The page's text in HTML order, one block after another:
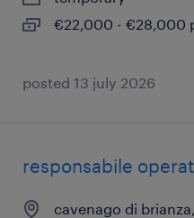
€22,000 - €28,000
posted 13 july 2026
responsabile
cavenago di